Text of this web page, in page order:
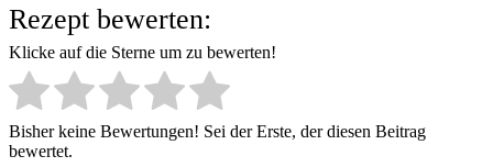
Rezept bewerten:
Klicke auf die Sterne um zu bewerten!
Bisher keine Bewertungen! Sei der Erste, der diesen Beitrag
bewertet.